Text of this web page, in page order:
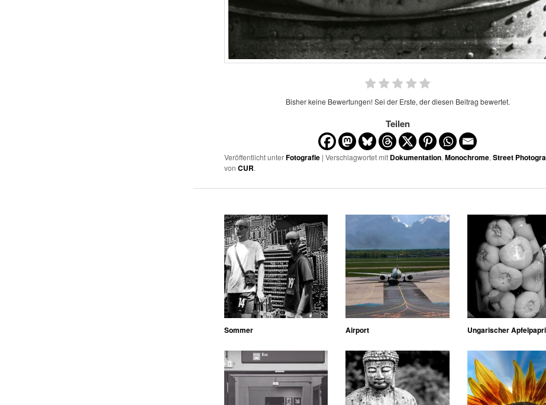
Bisher keine Bewertungen! Sei der Erste, der diesen Beitrag bewertet.
Teilen
Veröffentlicht unterFotografie | Verschlagwortet mit Dokumentation,Monochrome,Street
vonCUR.
Sommer Airport Ungarischer